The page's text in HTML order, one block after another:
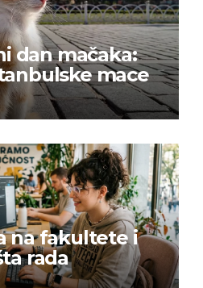
dan mačaka:
mace
na fakultete i
rada